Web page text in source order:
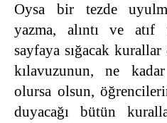
Oysa bir tezde
yazma, alıntı ve
sayfaya sığacak
kılavuzunun, ne
olursa olsun,
duyacağı bütün